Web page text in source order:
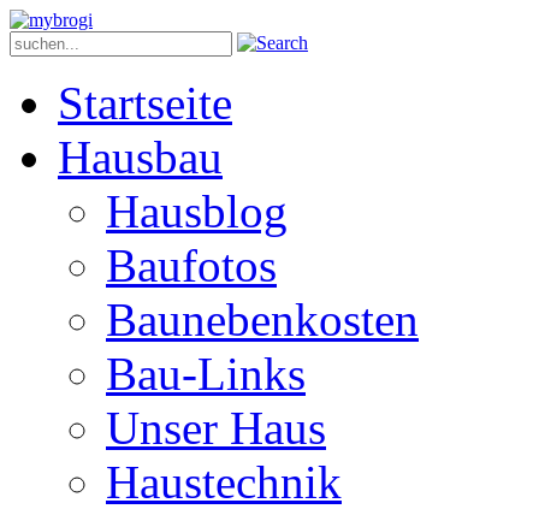
Startseite
Hausbau
Hausblog
Baufotos
Baunebenkosten
Bau-Links
Unser Haus
Haustechnik